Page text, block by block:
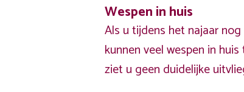
Wespen in huis
Als u tijdens het najaar
kunnen veel wespen in
ziet u geen duidelijke